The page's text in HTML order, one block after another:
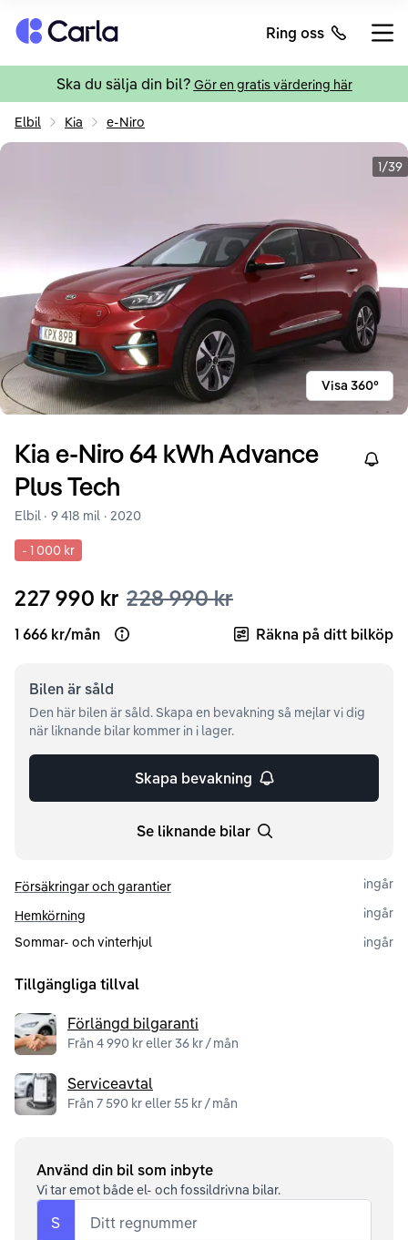
Tillbaka till startsidan Ring oss
Ska du sälja din bil? Gör en gratis värdering här
Elbil Kia e-Niro
1/39
Visa 360°
Kia e-Niro64 kWh Advance
Plus Tech
Right
Elbil · 9 418 mil · 2020
- 1 000 kr
227 990 kr 228 990 kr
1 666 kr/mån Open loan example Räkna på ditt bilköp
Bilen är såld
Den här bilen är såld. Skapa en bevakning så mejlar vi dig
när liknande bilar kommer in i lager.
Skapa bevakning
Se liknande bilar
Försäkringar och garantier
ingår
Hemkörning
ingår
Sommar- och vinterhjul
ingår
Tillgängliga tillval
Förlängd bilgaranti
Från 4 990 kr eller 36 kr / mån
Serviceavtal
Från 7 590 kr eller 55 kr / mån
Använd din bil som inbyte
Vi tar emot både el- och fossildrivna bilar.
S Ditt regnummer